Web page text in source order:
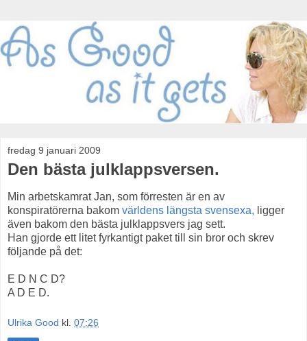
fredag 9 januari 2009
Den bästa julklappsversen.
Min arbetskamrat Jan, som förresten är en av
konspiratörerna bakom världens längsta svensexa, ligger
även bakom den bästa julklappsvers jag sett.
Han gjorde ett litet fyrkantigt paket till sin bror och skrev
följande på det:
E D N C D?
A D E D.
Ulrika Good kl. 07:26